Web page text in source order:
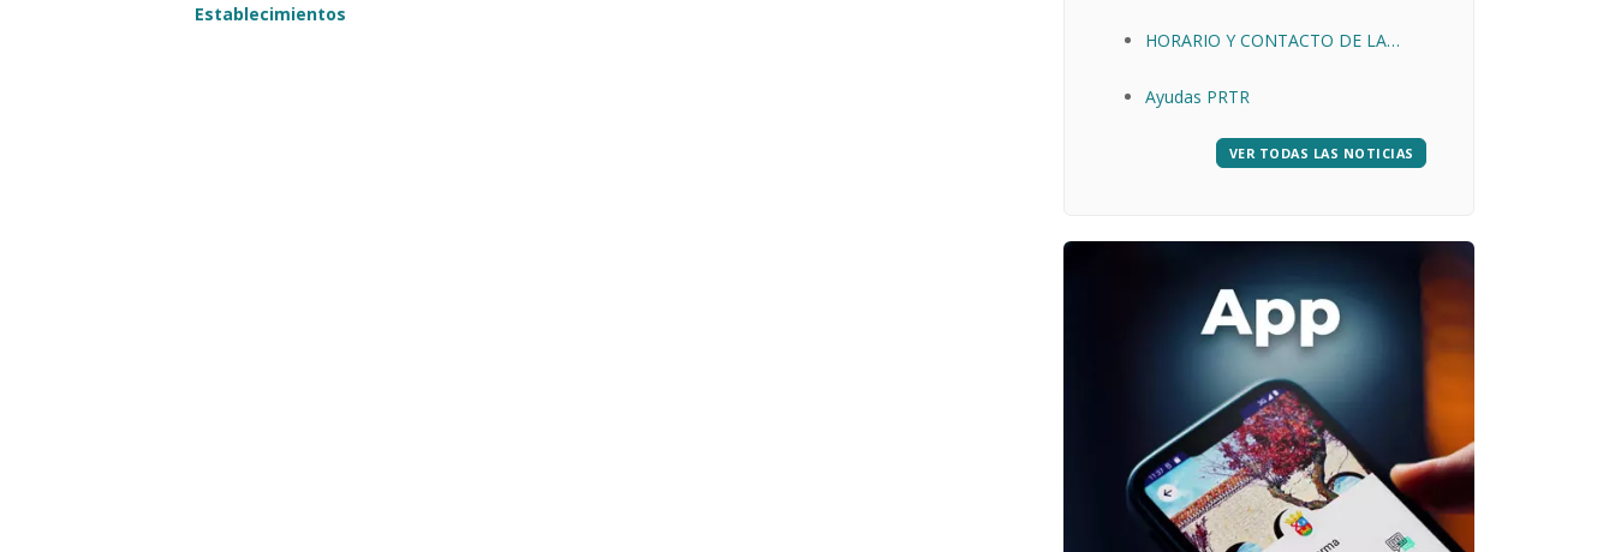
HORARIO Y CONTACTO DE LA
DE LA SIERRA
Ayudas PRTR
VER TODAS LAS NOTICIAS
Establecimientos